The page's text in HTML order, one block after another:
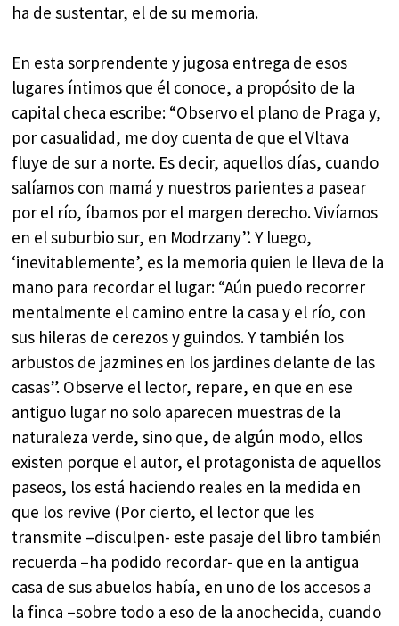
ha de sustentar, el de su memoria.
En esta sorprendente y jugosa entrega de esos
lugares íntimos que él conoce, a propósito de la
capital checa escribe: “Observo el plano de Praga y,
por casualidad, me doy cuenta de que el Vltava
fluye de sur a norte. Es decir, aquellos días, cuando
salíamos con mamá y nuestros parientes a pasear
por el río, íbamos por el margen derecho. Vivíamos
en el suburbio sur, en Modrzany”. Y luego,
‘inevitablemente’, es la memoria quien le lleva de la
mano para recordar el lugar: “Aún puedo recorrer
mentalmente el camino entre la casa y el río, con
sus hileras de cerezos y guindos. Y también los
arbustos de jazmines en los jardines delante de las
casas”. Observe el lector, repare, en que en ese
antiguo lugar no solo aparecen muestras de la
naturaleza verde, sino que, de algún modo, ellos
existen porque el autor, el protagonista de aquellos
paseos, los está haciendo reales en la medida en
que los revive (Por cierto, el lector que les
transmite –disculpen- este pasaje del libro también
recuerda –ha podido recordar- que en la antigua
casa de sus abuelos había, en uno de los accesos a
la finca –sobre todo a eso de la anochecida, cuando